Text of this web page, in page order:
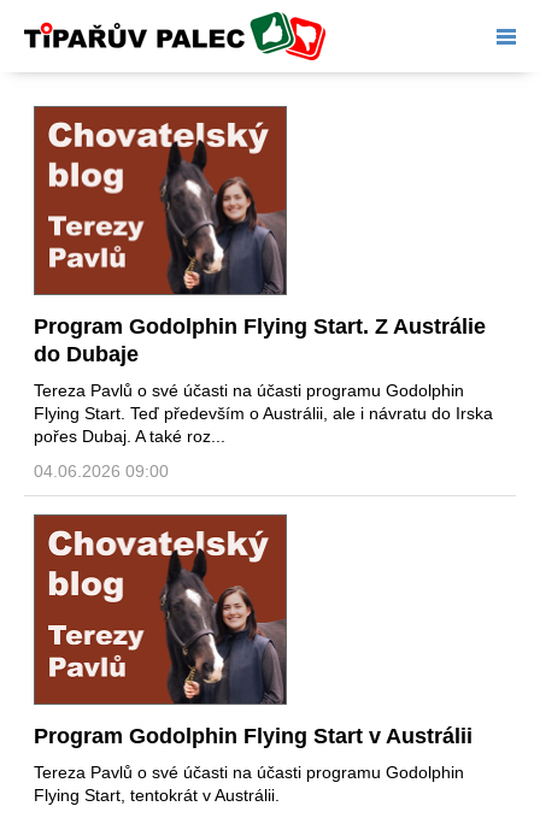
Tipařův palec
Program Godolphin Flying Start. Z Austrálie
do Dubaje
Tereza Pavlů o své účasti na účasti programu Godolphin
Flying Start. Teď především o Austrálii, ale i návratu do Irska
pořes Dubaj. A také roz...
04.06.2026 09:00
Program Godolphin Flying Start v Austrálii
Tereza Pavlů o své účasti na účasti programu Godolphin
Flying Start, tentokrát v Austrálii.